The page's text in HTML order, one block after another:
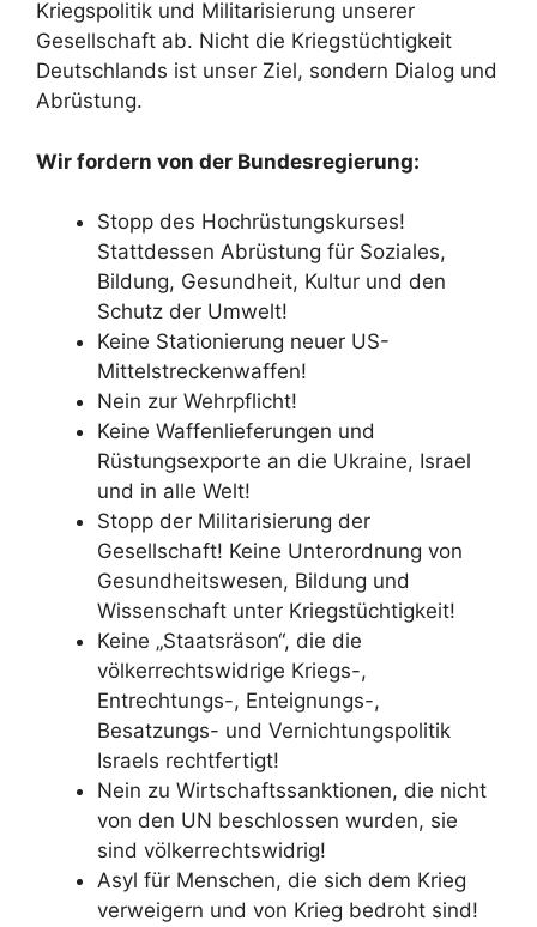
Kriegspolitik und Militarisierung unserer
Gesellschaft ab. Nicht die Kriegstüchtigkeit
Deutschlands ist unser Ziel, sondern Dialog und
Abrüstung.
Wir fordern von der Bundesregierung:
Stopp des Hochrüstungskurses!
Stattdessen Abrüstung für Soziales,
Bildung, Gesundheit, Kultur und den
Schutz der Umwelt!
Keine Stationierung neuer US-
Mittelstreckenwaffen!
Nein zur Wehrpflicht!
Keine Waffenlieferungen und
Rüstungsexporte an die Ukraine, Israel
und in alle Welt!
Stopp der Militarisierung der
Gesellschaft! Keine Unterordnung von
Gesundheitswesen, Bildung und
Wissenschaft unter Kriegstüchtigkeit!
Keine „Staatsräson“, die die
völkerrechtswidrige Kriegs-,
Entrechtungs-, Enteignungs-,
Besatzungs- und Vernichtungspolitik
Israels rechtfertigt!
Nein zu Wirtschaftssanktionen, die nicht
von den UN beschlossen wurden, sie
sind völkerrechtswidrig!
Asyl für Menschen, die sich dem Krieg
verweigern und von Krieg bedroht sind!